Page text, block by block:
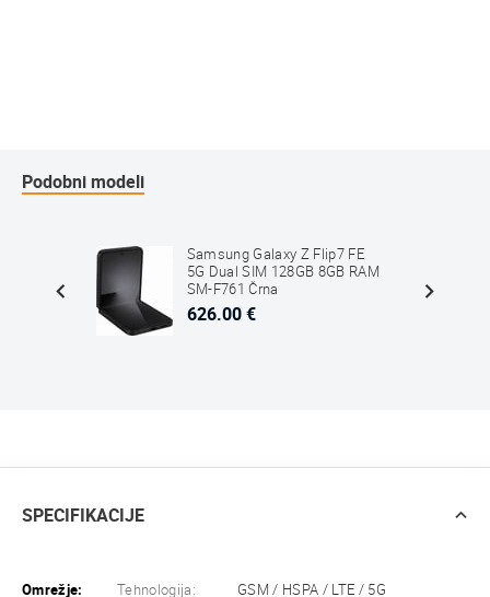
Podobni modeli
Samsung Galaxy Z Flip7 FE
5G Dual SIM 128GB 8GB RAM
SM-F761 Črna
626.00 €
SPECIFIKACIJE
Omrežje: Tehnologija:
GSM / HSPA / LTE / 5G